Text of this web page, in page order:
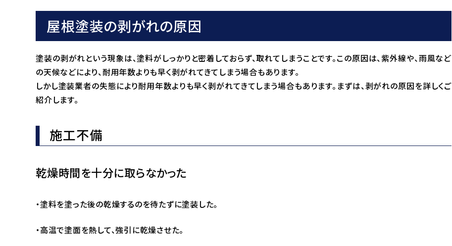
屋根塗装の剥がれの原因
塗装の剥がれという現象は、塗料がしっかりと密着しておらず、取れてしまうことです。この原因は、紫外線や、雨風など
の天候などにより、耐用年数よりも早く剥がれてきてしまう場合もあります。
しかし塗装業者の失態により耐用年数よりも早く剥がれてきてしまう場合もあります。まずは、剥がれの原因を詳しくご
紹介します。
施工不備
乾燥時間を十分に取らなかった
・塗料を塗った後の乾燥するのを待たずに塗装した。
・高温で塗面を熱して、強引に乾燥させた。